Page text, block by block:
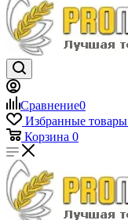
Сравнение0
Избранные товары
Корзина 0